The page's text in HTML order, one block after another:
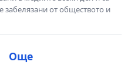
забелязани от обществото и
Още